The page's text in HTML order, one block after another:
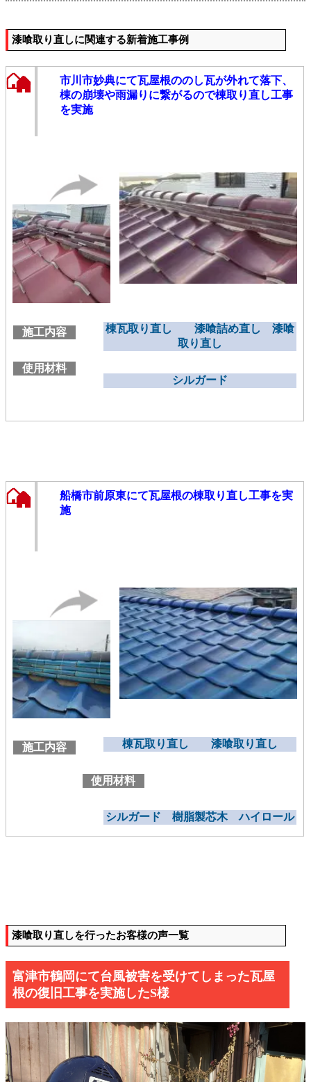
漆喰取り直しに関連する新着施工事例
市川市妙典にて瓦屋根ののし瓦が外れて落下、
棟の崩壊や雨漏りに繋がるので棟取り直し工事
を実施
施工内容
棟瓦取り直し 漆喰詰め直し 漆喰
取り直し
使用材料
シルガード
船橋市前原東にて瓦屋根の棟取り直し工事を実
施
施工内容 棟瓦取り直し 漆喰取り直し
使用材料
シルガード 樹脂製芯木 ハイロール
漆喰取り直しを行ったお客様の声一覧
富津市鶴岡にて台風被害を受けてしまった瓦屋
根の復旧工事を実施したS様